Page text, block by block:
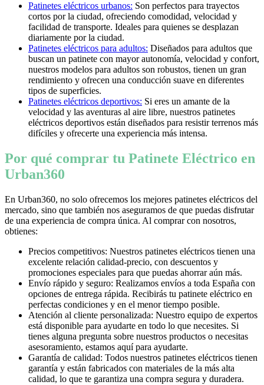
Patinetes eléctricos urbanos: Son perfectos para trayectos
cortos por la ciudad, ofreciendo comodidad, velocidad y
facilidad de transporte. Ideales para quienes se desplazan
diariamente por la ciudad.
Patinetes eléctricos para adultos: Diseñados para adultos que
buscan un patinete con mayor autonomía, velocidad y confort,
nuestros modelos para adultos son robustos, tienen un gran
rendimiento y ofrecen una conducción suave en diferentes
tipos de superficies.
Patinetes eléctricos deportivos: Si eres un amante de la
velocidad y las aventuras al aire libre, nuestros patinetes
eléctricos deportivos están diseñados para resistir terrenos más
difíciles y ofrecerte una experiencia más intensa.
Por qué comprar tu Patinete Eléctrico en
Urban360
En Urban360, no solo ofrecemos los mejores patinetes eléctricos del
mercado, sino que también nos aseguramos de que puedas disfrutar
de una experiencia de compra única. Al comprar con nosotros,
obtienes:
Precios competitivos: Nuestros patinetes eléctricos tienen una
excelente relación calidad-precio, con descuentos y
promociones especiales para que puedas ahorrar aún más.
Envío rápido y seguro: Realizamos envíos a toda España con
opciones de entrega rápida. Recibirás tu patinete eléctrico en
perfectas condiciones y en el menor tiempo posible.
Atención al cliente personalizada: Nuestro equipo de expertos
está disponible para ayudarte en todo lo que necesites. Si
tienes alguna pregunta sobre nuestros productos o necesitas
asesoramiento, estamos aquí para ayudarte.
Garantía de calidad: Todos nuestros patinetes eléctricos tienen
garantía y están fabricados con materiales de la más alta
calidad, lo que te garantiza una compra segura y duradera.